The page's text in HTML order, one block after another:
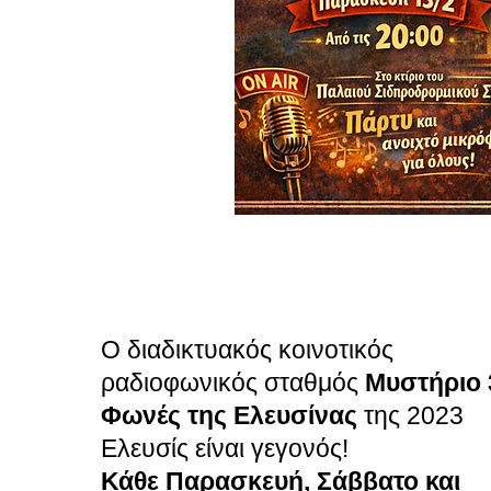
Ο διαδικτυακός κοινοτικός
ραδιοφωνικός σταθμός Μυστήριο
Φωνές της Ελευσίνας της 2023
Ελευσίς είναι γεγονός!
Κάθε Παρασκευή, Σάββατο και